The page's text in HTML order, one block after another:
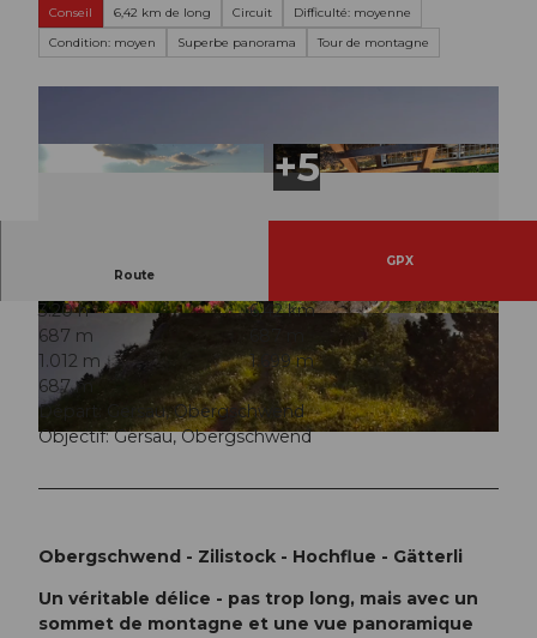
Conseil 6,42 km de long Circuit
Difficulté: moyenne
Condition: moyen
Superbe panorama Tour de montagne
© Denise Gerth, Gersau Tourismus
© Denise Gerth, Gersau Tourismus © Denise Gerth, Gersau Tourismus
Route
GPX
3:20 h
6,42 km
687 m
1.012 m
1.699 m
687 m
Départ: Gersau, Obergschwend
Objectif: Gersau, Obergschwend
Obergschwend - Zilistock - Hochflue - Gätterli
Un véritable délice - pas trop long, mais avec un
sommet de montagne et une vue panoramique